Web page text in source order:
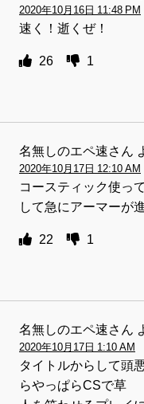
2020年10月16日 11:48 PM
速く！逝くぜ！
26 1
名無しのエペ速さん
2020年10月17日 12:10 AM
コースティック使っ
して急にアーマーが
22 1
名無しのエペ速さん
2020年10月17日 1:10 AM
タイトルからして頭
らやっぱらCSで草